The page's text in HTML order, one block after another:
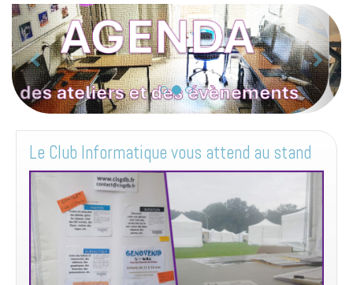
Le coin des bidouilleurs
P
r
é
c
e
d
e
n
S
u
i
v
a
n
Le Club Informatique vous attend au stand